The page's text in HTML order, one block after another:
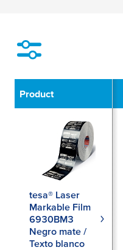
Product
tesa® Laser
Markable Film
6930BM3
Negro mate /
Texto blanco